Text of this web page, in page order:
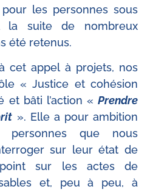
les personnes sous
la suite de nombreux
été retenus.
cet appel à projets, nos
« Justice et cohésion
et bâti l’action « Prendre
». Elle a pour ambition
personnes que nous
sur leur état de
sur les actes de
et, peu à peu, à